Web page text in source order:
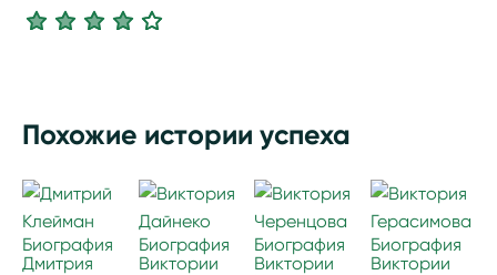
Похожие истории успеха
Биография
Дмитрия
Биография
Виктории
Биография
Виктории
Биография
Виктории